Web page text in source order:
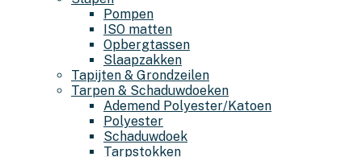
Pompen
ISO matten
Opbergtassen
Slaapzakken
Tapijten & Grondzeilen
Tarpen & Schaduwdoeken
Ademend Polyester/Katoen
Polyester
Schaduwdoek
Tarpstokken